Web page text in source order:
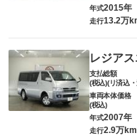
年式2015年
走行13.2万
レジア
支払総額
(税込)(リ済込
車両本体価格
(税込)
年式2007年
走行2.9万km